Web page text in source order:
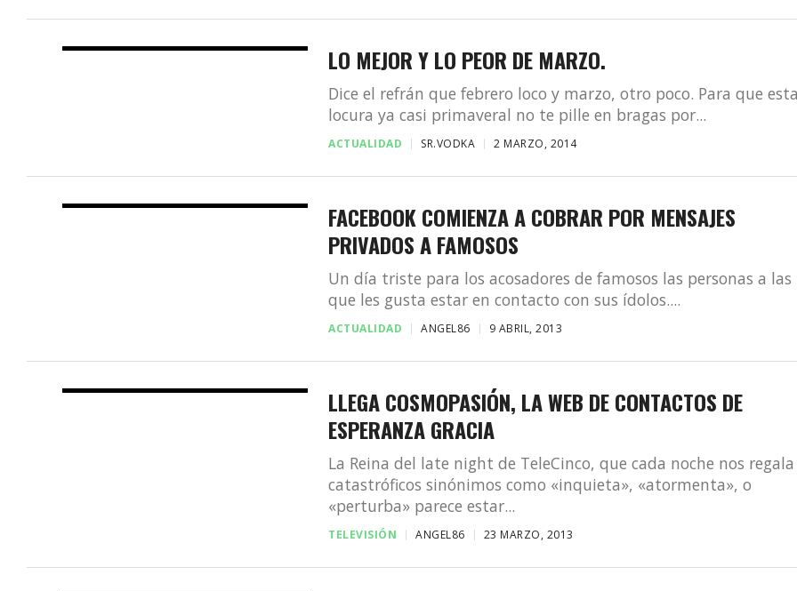
LO MEJOR Y LO PEOR DE MARZO.
Dice el refrán que febrero loco y marzo, otro poco. Para que
locura ya casi primaveral no te pille en bragas por...
ACTUALIDAD SR.VODKA 2 MARZO, 2014
FACEBOOK COMIENZA A COBRAR POR MENSAJES
PRIVADOS A FAMOSOS
Un día triste para los acosadores de famosos las personas a las
que les gusta estar en contacto con sus ídolos....
ACTUALIDAD ANGEL86 9 ABRIL, 2013
LLEGA COSMOPASIÓN, LA WEB DE CONTACTOS DE
ESPERANZA GRACIA
La Reina del late night de TeleCinco, que cada noche nos regala
catastróficos sinónimos como «inquieta», «atormenta», o
«perturba» parece estar...
TELEVISIÓN ANGEL86 23 MARZO, 2013